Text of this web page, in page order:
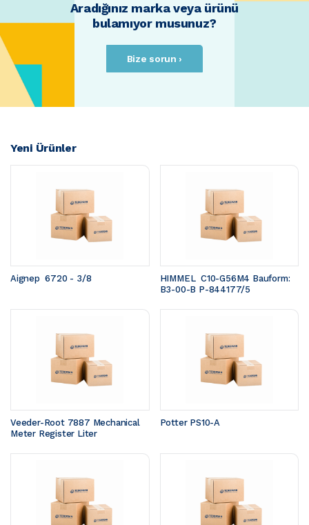
Aradığınız marka veya ürünü
bulamıyor musunuz?
Bize sorun ›
Yeni Ürünler
Aignep  6720 - 3/8
HIMMEL  C10-G56M4 Bauform:
B3-00-B P-844177/5
Veeder-Root 7887 Mechanical
Meter Register Liter
Potter PS10-A